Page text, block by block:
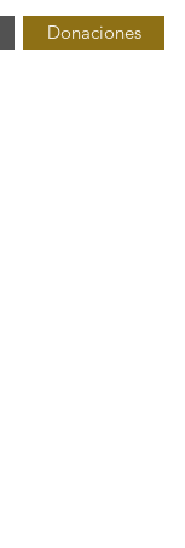
Donaciones